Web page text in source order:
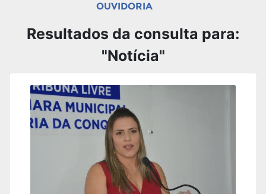
OUVIDORIA
Resultados da consulta para:
"Notícia"